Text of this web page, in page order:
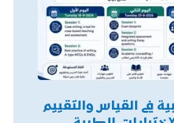
في القياس والتقييم